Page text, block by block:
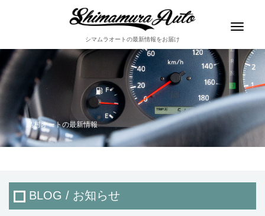
シマムラオートの最新情報をお届け
Toggle
島村オートの最新情報
BLOG / お知らせ